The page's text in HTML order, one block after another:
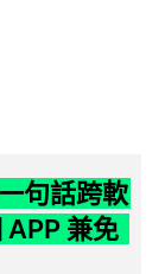
句話跨軟
APP 兼免